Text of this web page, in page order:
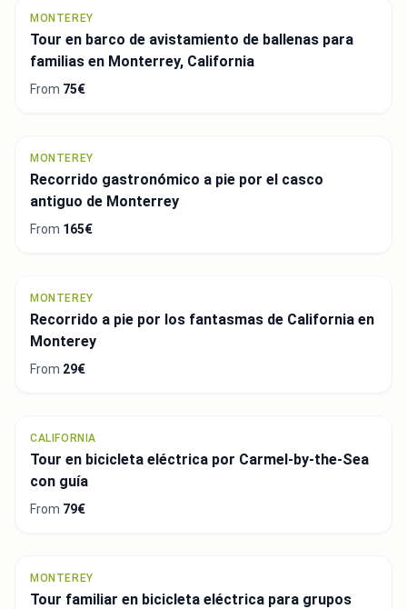
MONTEREY
Tour en barco de avistamiento de ballenas para
familias en Monterrey, California
From 75€
MONTEREY
Recorrido gastronómico a pie por el casco
antiguo de Monterrey
From 165€
MONTEREY
Recorrido a pie por los fantasmas de California en
Monterey
From 29€
CALIFORNIA
Tour en bicicleta eléctrica por Carmel-by-the-Sea
con guía
From 79€
MONTEREY
Tour familiar en bicicleta eléctrica para grupos